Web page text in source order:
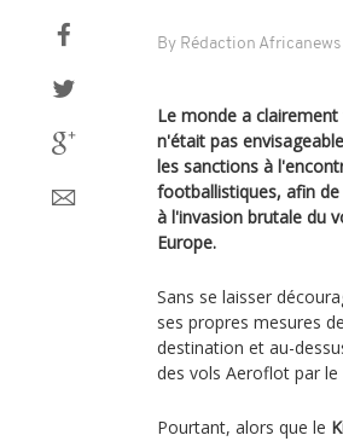
By Rédaction Africanews
Le monde a
n'était pas
les sanctions à
footballistiques, afin
à l'invasion brutale du
Europe.
Sans se laisser
ses propres mesures
destination et au-
des vols Aeroflot par le
Pourtant, alors que le